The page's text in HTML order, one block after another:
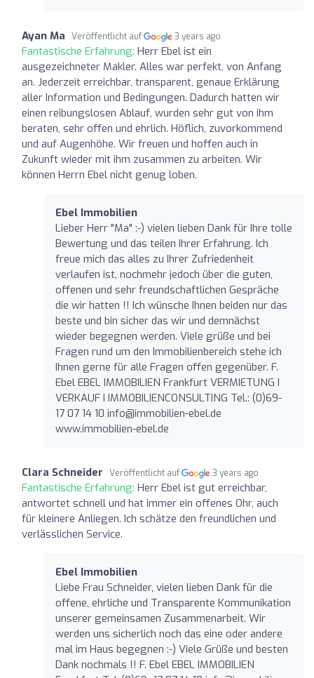
Ayan Ma Veröffentlicht auf 3 years ago
Fantastische Erfahrung: Herr Ebel ist ein
ausgezeichneter Makler. Alles war perfekt, von Anfang
an. Jederzeit erreichbar, transparent, genaue Erklärung
aller Information und Bedingungen. Dadurch hatten wir
einen reibungslosen Ablauf, wurden sehr gut von ihm
beraten, sehr offen und ehrlich. Höflich, zuvorkommend
und auf Augenhöhe. Wir freuen und hoffen auch in
Zukunft wieder mit ihm zusammen zu arbeiten. Wir
können Herrn Ebel nicht genug loben.
Ebel Immobilien
Lieber Herr "Ma" :-) vielen lieben Dank für Ihre tolle
Bewertung und das teilen Ihrer Erfahrung. Ich
freue mich das alles zu Ihrer Zufriedenheit
verlaufen ist, nochmehr jedoch über die guten,
offenen und sehr freundschaftlichen Gespräche
die wir hatten !! Ich wünsche Ihnen beiden nur das
beste und bin sicher das wir und demnächst
wieder begegnen werden. Viele grüße und bei
Fragen rund um den Immobilienbereich stehe ich
Ihnen gerne für alle Fragen offen gegenüber. F.
Ebel EBEL IMMOBILIEN Frankfurt VERMIETUNG I
VERKAUF I IMMOBILIENCONSULTING Tel.: (0)69-
17 07 14 10 info@immobilien-ebel.de
www.immobilien-ebel.de
Clara Schneider Veröffentlicht auf 3 years ago
Fantastische Erfahrung: Herr Ebel ist gut erreichbar,
antwortet schnell und hat immer ein offenes Ohr, auch
für kleinere Anliegen. Ich schätze den freundlichen und
verlässlichen Service.
Ebel Immobilien
Liebe Frau Schneider, vielen lieben Dank für die
offene, ehrliche und Transparente Kommunikation
unserer gemeinsamen Zusammenarbeit. Wir
werden uns sicherlich noch das eine oder andere
mal im Haus begegnen :-) Viele Grüße und besten
Dank nochmals !! F. Ebel EBEL IMMOBILIEN